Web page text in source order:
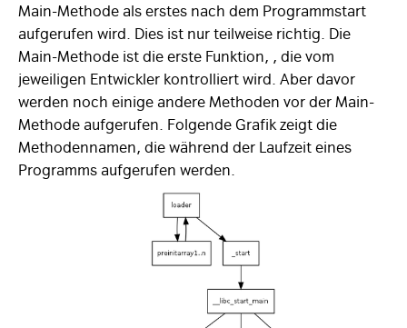
Main-Methode als erstes nach dem Programmstart
aufgerufen wird. Dies ist nur teilweise richtig. Die
Main-Methode ist die erste Funktion, , die vom
jeweiligen Entwickler kontrolliert wird. Aber davor
werden noch einige andere Methoden vor der Main-
Methode aufgerufen. Folgende Grafik zeigt die
Methodennamen, die während der Laufzeit eines
Programms aufgerufen werden.